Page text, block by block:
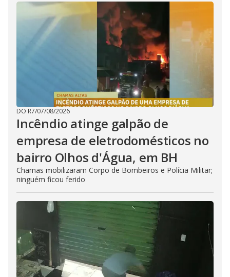
DO R7/07/08/2026
Incêndio atinge galpão de
empresa de eletrodomésticos no
bairro Olhos d'Água, em BH
Chamas mobilizaram Corpo de Bombeiros e Polícia Militar;
ninguém ficou ferido